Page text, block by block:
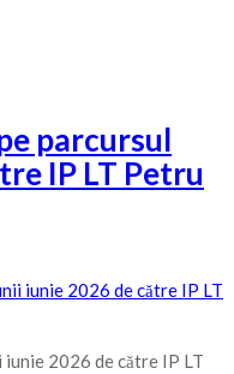
parcursul
IP LT Petru
2026 de către IP LT